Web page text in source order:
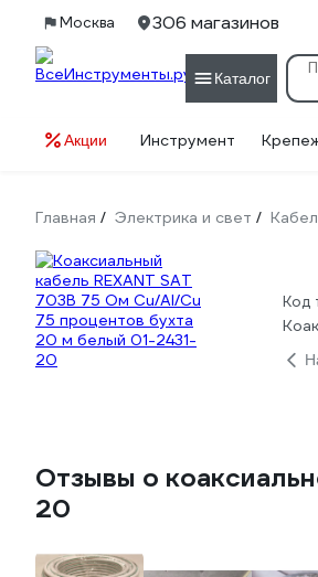
Москва 306 магазинов
Каталог
Акции Инструмент
Главная / Электрика и свет /
Код
Отзывы о
20